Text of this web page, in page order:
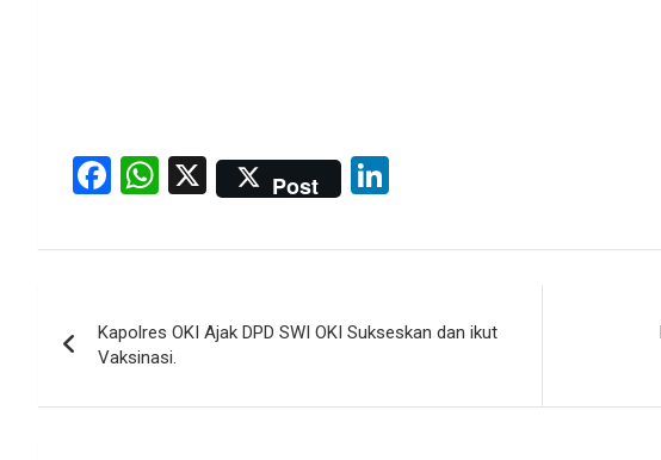
F
ce
o
o
k
W
at
A
p
p
X Post
ke
n
navigation
Kapolres OKI Ajak DPD SWI OKI Sukseskan dan ikut
Vaksinasi.